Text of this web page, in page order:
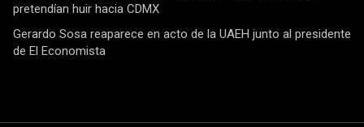
pretendían huir hacia CDMX
Gerardo Sosa reaparece en acto de la UAEH junto al presidente
de El Economista